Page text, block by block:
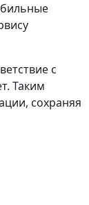
с
Таким
сохраняя